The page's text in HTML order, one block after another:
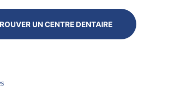
UN CENTRE DENTAIRE